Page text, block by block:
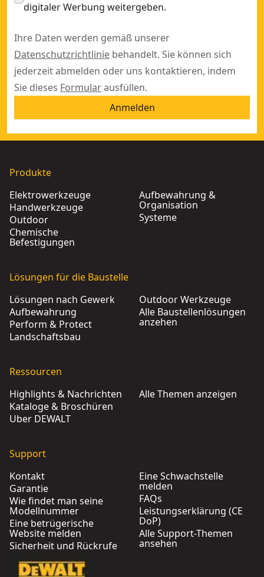
digitaler Werbung weitergeben.
Ihre Daten werden gemäß unserer
Datenschutzrichtlinie behandelt. Sie können sich
jederzeit abmelden oder uns kontaktieren, indem
Sie dieses Formularausfüllen.
Anmelden
Produkte
Elektrowerkzeuge
Handwerkzeuge
Outdoor
Chemische
Befestigungen
Aufbewahrung &
Organisation
Systeme
Lösungen für die Baustelle
Lösungen nach Gewerk
Aufbewahrung
Perform & Protect
Landschaftsbau
Outdoor Werkzeuge
Alle Baustellenlösungen
anzehen
Ressourcen
Highlights & Nachrichten
Kataloge & Broschüren
Über DEWALT
Alle Themen anzeigen
Support
Kontakt
Garantie
Wie findet man seine
Modellnummer
Eine betrügerische
Website melden
Sicherheit und Rückrufe
Eine Schwachstelle
melden
FAQs
Leistungserklärung (CE
DoP)
Alle Support-Themen
ansehen